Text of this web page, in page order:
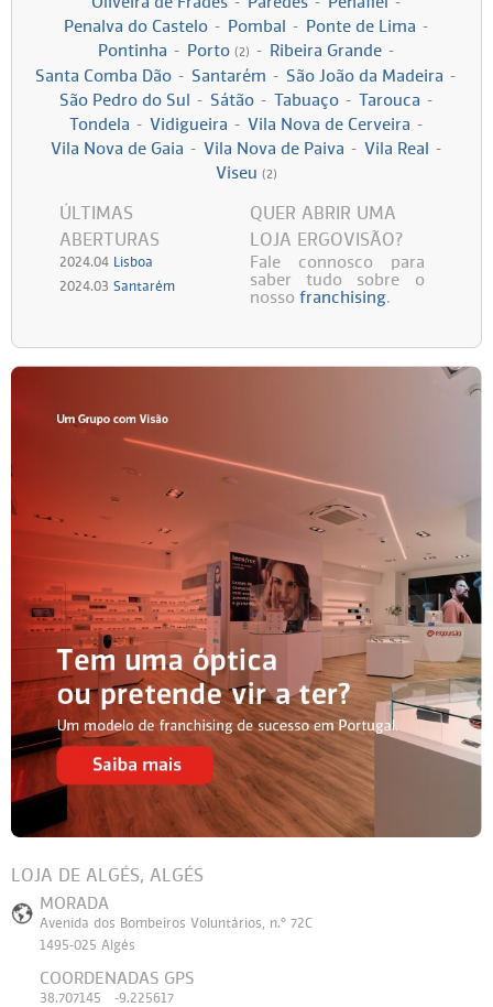
Penalva do Castelo - Pombal - Ponte de Lima -
Pontinha - Porto (2) - Ribeira Grande -
Santa Comba Dão - Santarém - São João da Madeira -
São Pedro do Sul
- Sátão - Tabuaço - Tarouca -
Tondela - Vidigueira - Vila Nova de Cerveira -
Vila Nova de Gaia - Vila Nova de Paiva - Vila Real
-
Viseu (2)
ÚLTIMAS
ABERTURAS
2024.04 Lisboa
2024.03Santarém
QUER ABRIR UMA
LOJA ERGOVISÃO?
Fale connosco para
saber tudo sobre o
nosso franchising.
LOJA DE ALGÉS, ALGÉS
MORADA
Avenida dos Bombeiros Voluntários, n.º 72C
1495-025 Algés
COORDENADAS GPS
38.707145 -9.225617
Polaroid
Prada
Ray-ban
Vogue
Vogue Eyewear
Ray-Ban
Ray Ban Junior